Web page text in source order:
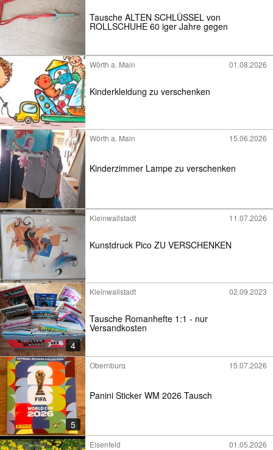
Tausche ALTEN SCHLÜSSEL von
ROLLSCHUHE 60 iger Jahre gegen
Wörth a. Main 01.08.2026
Kinderkleidung zu verschenken
Wörth a. Main 15.06.2026
Kinderzimmer Lampe zu verschenken
Kleinwallstadt 11.07.2026
Kunstdruck Pico ZU VERSCHENKEN
4
Kleinwallstadt 02.09.2023
Tausche Romanhefte 1:1 - nur
Versandkosten
5
Obernburg 15.07.2026
Panini Sticker WM 2026 Tausch
Elsenfeld 01.05.2026